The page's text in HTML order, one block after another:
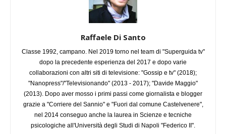
Raffaele Di Santo
Classe 1992, campano. Nel 2019 torno nel team di "Superguida tv"
dopo la precedente esperienza del 2017 e dopo varie
collaborazioni con altri siti di televisione: "Gossip e tv" (2018);
"Nanopress"/"Televisionando" (2013 - 2017); "Davide Maggio"
(2013). Dopo aver mosso i primi passi come giornalista e blogger
grazie a "Corriere del Sannio" e "Fuori dal comune Castelvenere",
nel 2014 conseguo anche la laurea in Scienze e tecniche
psicologiche all'Università degli Studi di Napoli "Federico II".